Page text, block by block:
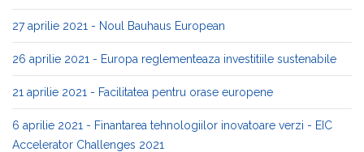
27 aprilie 2021 - Noul Bauhaus European
26 aprilie 2021 - Europa reglementeaza investitiile sustenabile
21 aprilie 2021 - Facilitatea pentru orase europene
6 aprilie 2021 - Finantarea tehnologiilor inovatoare verzi - EIC
Accelerator Challenges 2021